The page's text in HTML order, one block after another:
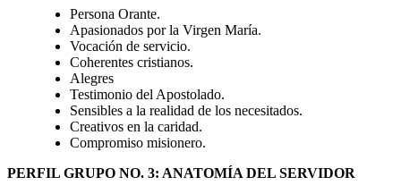
Persona Orante.
Apasionados por la Virgen María.
Vocación de servicio.
Coherentes cristianos.
Alegres
Testimonio del Apostolado.
Sensibles a la realidad de los necesitados.
Creativos en la caridad.
Compromiso misionero.
PERFIL GRUPO NO. 3: ANATOMÍA DEL SERVIDOR